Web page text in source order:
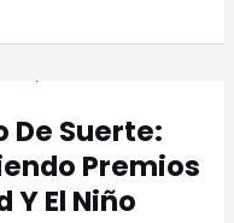
De Suerte:
Premios
Y El Niño